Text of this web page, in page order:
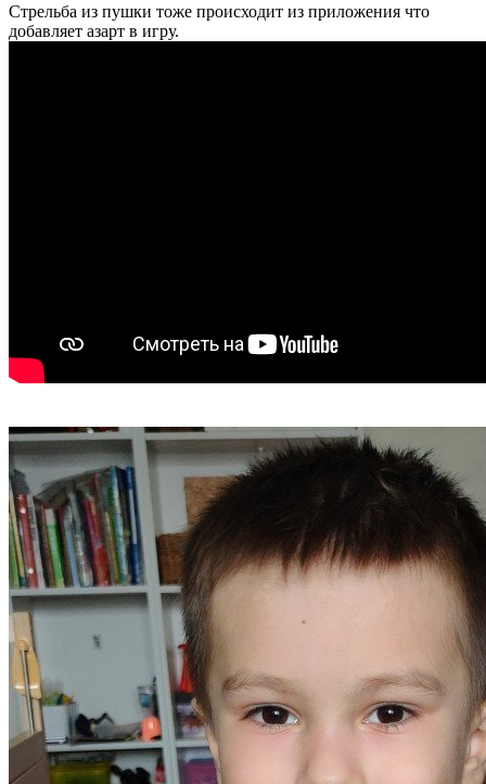
Стрельба из пушки тоже происходит из приложения что
добавляет азарт в игру.